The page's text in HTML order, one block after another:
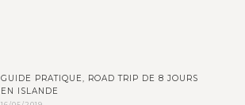
GUIDE PRATIQUE, ROAD TRIP DE 8 JOURS
EN ISLANDE